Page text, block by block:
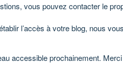
vous pouvez contacter le
l’accès à votre blog, nous
accessible prochainement.